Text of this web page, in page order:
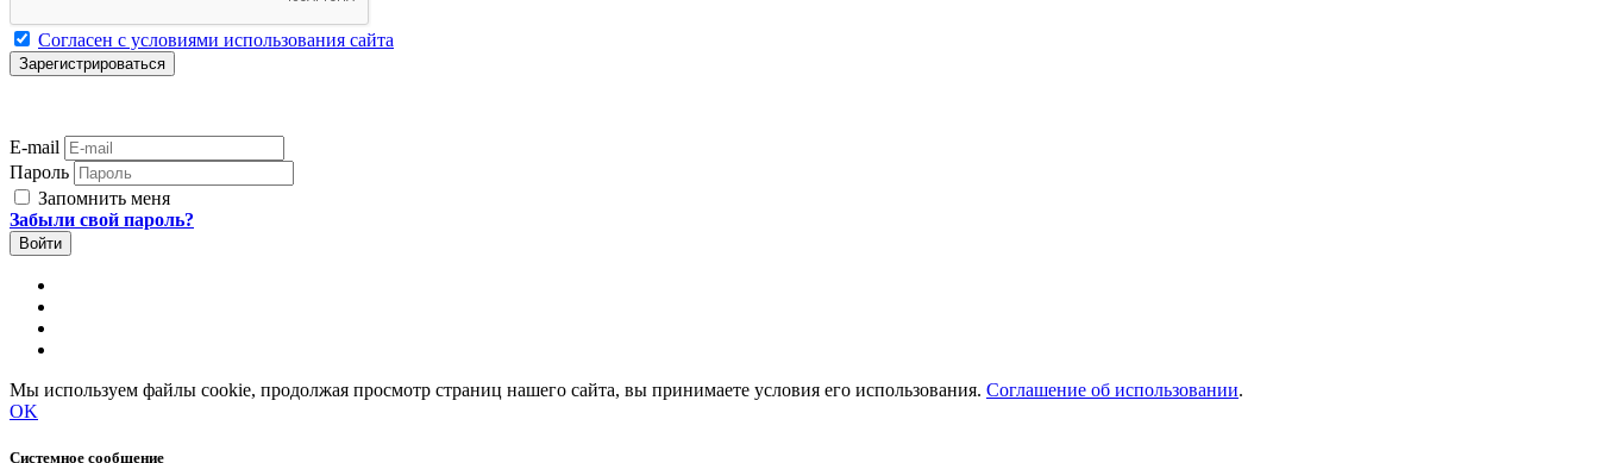
Согласен с условиями использования сайта
E-mail
Пароль
Запомнить меня
Забыли свой пароль?
Мы используем файлы cookie, продолжая просмотр страниц нашего сайта, вы принимаете условия его использования. Соглашение об использовании.
OK
Системное сообщение